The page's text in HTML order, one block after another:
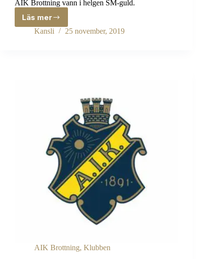
AIK Brottning vann i helgen SM-guld.
Läs merSVENSKA
MÄSTARE!
Kansli 25 november, 2019
AIK Brottning, Klubben